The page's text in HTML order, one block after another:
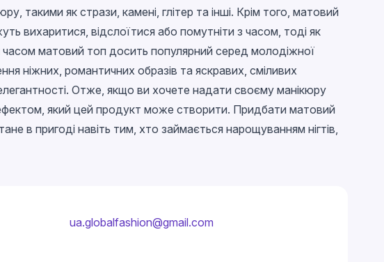
такими як стрази, камені, глітер та інші. Крім того, матовий
вихаритися, відслоїтися або помутніти з часом, тоді як
матовий топ досить популярний серед молодіжної
ніжних, романтичних образів та яскравих, сміливих
Отже, якщо ви хочете надати своєму манікюру
який цей продукт може створити. Придбати матовий
в пригоді навіть тим, хто займається нарощуванням нігтів,
ua.globalfashion@gmail.com